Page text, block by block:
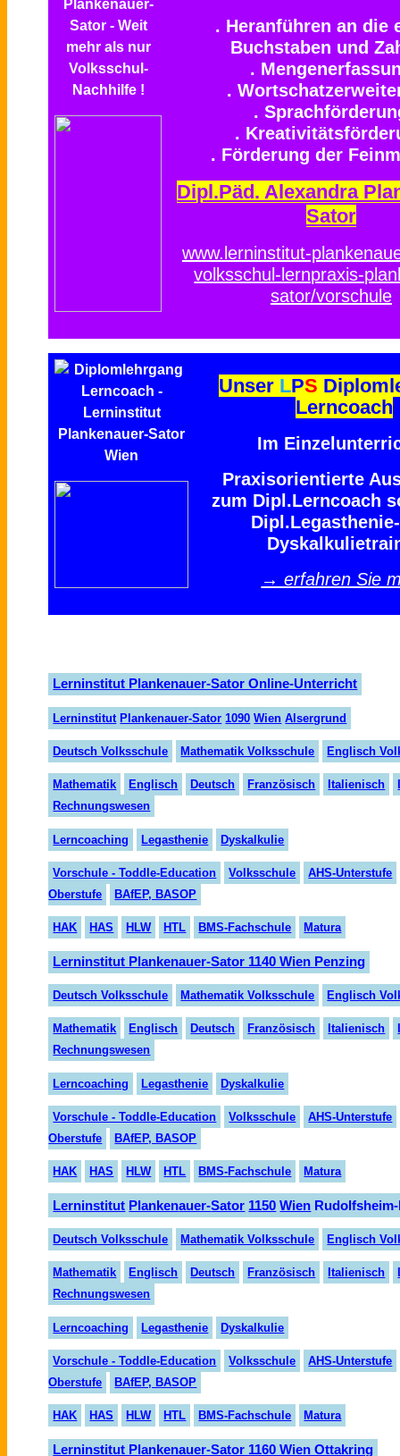
. Heranführen an die
Buchstaben und
.
.
.
.
. Förderung der
Dipl.Päd. Alexandra
Sator
www.lerninstitut-
volksschul-lernpraxis-
sator/vorschule
Unser LPS
Lerncoach
Im
Praxisorientierte
zum Dipl.Lerncoach
→ erfahren Sie
Lerninstitut Plankenauer-Sator Online-Unterricht
Lerninstitut Plankenauer-Sator 1090 Wien Alsergrund
Deutsch Volksschule Mathematik Volksschule Englisch
Mathematik Englisch Deutsch Französisch Italienisch
Rechnungswesen
Lerncoaching Legasthenie Dyskalkulie
Vorschule - Toddle-Education Volksschule
AHS-Unterstufe
Oberstufe
BAfEP, BASOP
HAK HAS HLW HTL BMS-Fachschule Matura
Lerninstitut Plankenauer-Sator 1140 Wien Penzing
Deutsch Volksschule Mathematik Volksschule Englisch
Mathematik Englisch Deutsch Französisch Italienisch
Rechnungswesen
Lerncoaching Legasthenie Dyskalkulie
Vorschule - Toddle-Education Volksschule
AHS-Unterstufe
Oberstufe
BAfEP, BASOP
HAK HAS HLW HTL BMS-Fachschule Matura
Lerninstitut Plankenauer-Sator 1150 Wien
Deutsch Volksschule Mathematik Volksschule Englisch
Mathematik Englisch Deutsch Französisch Italienisch
Rechnungswesen
Lerncoaching Legasthenie Dyskalkulie
Vorschule - Toddle-Education Volksschule
AHS-Unterstufe
Oberstufe
BAfEP, BASOP
HAK HAS HLW HTL BMS-Fachschule Matura
Lerninstitut Plankenauer-Sator 1160 Wien Ottakring